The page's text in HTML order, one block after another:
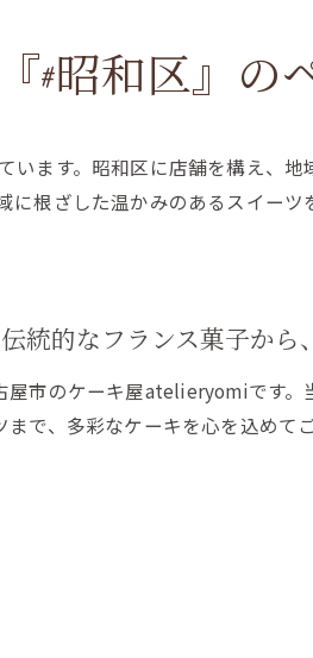
#昭和区』の
ます。昭和区に店舗を構え、
根ざした温かみのあるスイー
伝統的なフランス菓子から
屋市のケーキ屋atelieryomiです。
まで、多彩なケーキを心を込めて